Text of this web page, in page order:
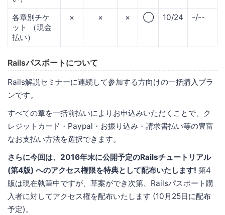
各章別チケ
ット （現金
払い）
× × × ◯ 10/24 -/--
Railsパスポートについて
Rails解説セミナーに連続して参加する方向けの一括購入プラ
ンです。
すべての章を一括前払いによりお申込みいただくことで、ク
レジットカード・Paypal・お振り込み・請求書払い等の豊富
なお支払い方法を選択できます。
さらに今回は、2016年末に公開予定のRailsチュートリアル
(第4版) へのアクセス権限を特典として配布いたします! 第4
版は現在執筆中ですが、草案ができ次第、Railsパスポート購
入者に対してアクセス権を配布いたします (10月25日に配布
予定)。